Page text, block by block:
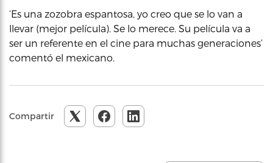
‘Es una zozobra espantosa, yo creo que se lo van a
llevar (mejor película). Se lo merece. Su película va a
ser un referente en el cine para muchas generaciones’
comentó el mexicano.
Compartir